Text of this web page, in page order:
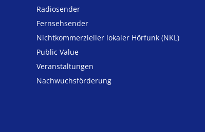
Radiosender
Fernsehsender
Nicht­kommer­zieller lo­ka­ler Hör­funk (NKL)
Public Value
Veranstaltungen
Nachwuchsförderung